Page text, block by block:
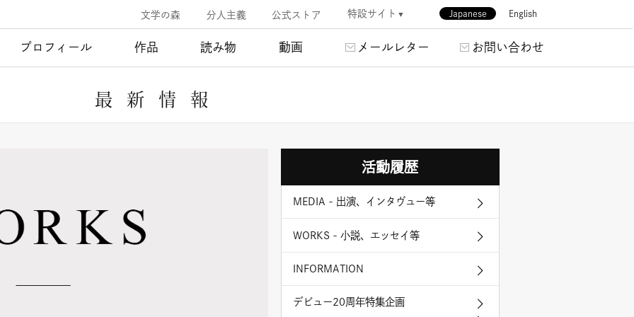
文学の森 分人主義 公式ストア 特設サイト Japanese English
プロフィール 作品 読み物 動画 メールレター お問い合わせ
最新情報
活動履歴
MEDIA - 出演、インタヴュー等
WORKS - 小説、エッセイ等
INFORMATION
デビュー20周年特集企画